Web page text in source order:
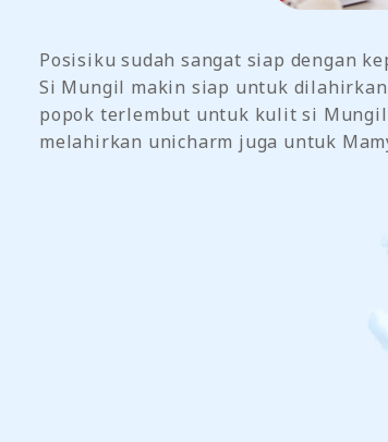
Posisiku sudah sangat siap dengan
Si Mungil makin siap untuk
popok terlembut untuk kulit si Mungil
melahirkan unicharm juga untuk